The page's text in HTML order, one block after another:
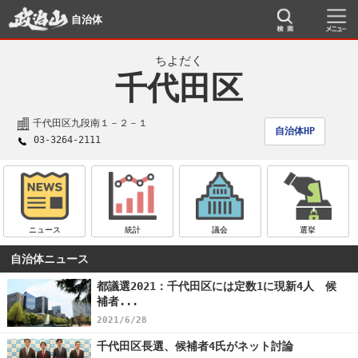
自治体
ちよだく
千代田区
千代田区九段南１－２－１
自治体HP
03-3264-2111
ニュース 統計 議会 選挙
自治体ニュース
都議選2021：千代田区には定数1に現新4人 候
補者...
2021/6/28
千代田区長選、候補者4氏がネット討論